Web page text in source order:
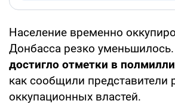
Население временно
Донбасса резко уменьшилось.
достигло отметки в
как сообщили представители
оккупационных властей.